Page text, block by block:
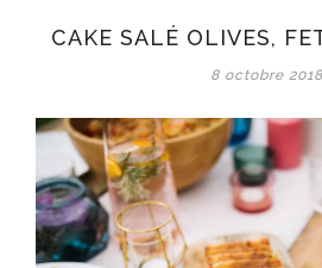
feta
CAKE SALÉ OLIVES,
8 octobre 2018